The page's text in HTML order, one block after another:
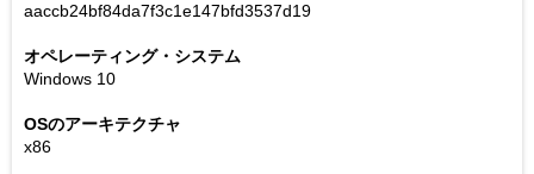
aaccb24bf84da7f3c1e147bfd3537d19
オペレーティング・システム
Windows 10
OSのアーキテクチャ
x86